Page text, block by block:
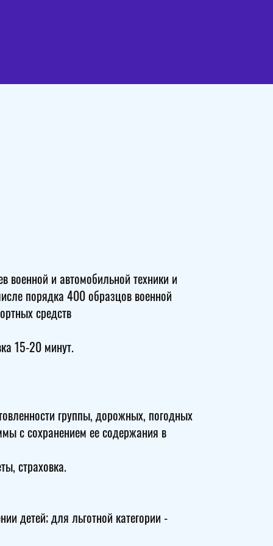
военной и автомобильной техники и
порядка 400 образцов военной
средств
15-20 минут.
группы, дорожных, погодных
с сохранением ее содержания в
страховка.
детей; для льготной категории -